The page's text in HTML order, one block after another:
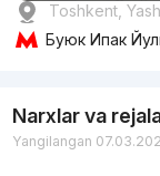
Toshkent,
Буюк Ипак
Narxlar va
Yangilangan